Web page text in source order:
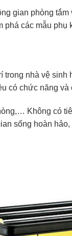
gian phòng
các mẫu
trong nhà vệ
có chức năng và
Không có
sống hoàn